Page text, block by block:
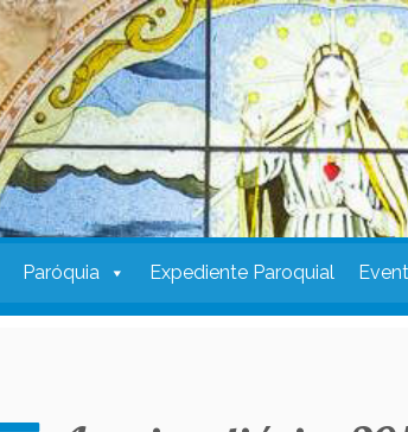
Paróquia Expediente Paroquial